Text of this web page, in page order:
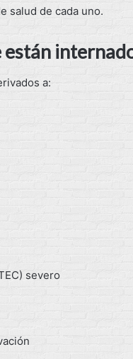
salud de cada uno.
están
a:
severo